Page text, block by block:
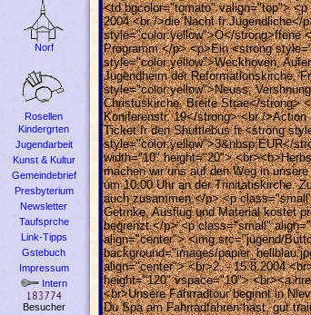
Norf
Rosellen
Kindergrten
Jugendarbeit
Kunst & Kultur
Gemeindebrief
Presbyterium
Newsletter
Taufsprche
Link-Tipps
Gstebuch
Impressum
Intern
Besucher
<td bgcolor="tomato" valign="top">
2004 <br />die Nacht fr
style="color:yellow">O</strong>ffene
Programm.</p> <p>Ein <strong
style="color:yellow">Weckhoven,
Jugendheim der Reformationskirche,
style="color:yellow">Neuss,
Christuskirche, Breite Strae</strong>
Koniferenstr. 19</strong> <br /
Ticket fr den Shuttlebus fr <strong
style="color:yellow">3&nbsp;EUR</
width="10" height="20">
machen wir uns auf den Weg in
um 10.00 Uhr an der Trinitatiskirche.
auch zusammen.</p> <p
Getrnke, Ausflug und Material kostet
begrenzt.</p> <p class="small"
align="center"> <img src="jugend/
background="images/
align="center"> <br>2. - 15.8.2004
height="120" vspace="10"> <br><a
<br>Unsere Fahrradtour beginnt in
Du Spa am Fahrradfahren hast, gut